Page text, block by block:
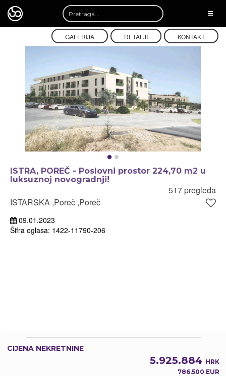
GALERIJA DETALJI KONTAKT
ISTRA, POREČ - Poslovni prostor 224,70 m2 u
luksuznoj novogradnji!
517 pregleda
ISTARSKA ,Poreč ,Poreč
09.01.2023
Šifra oglasa: 1422-11790-206
CIJENA NEKRETNINE
5.925.884 HRK
786.500 EUR